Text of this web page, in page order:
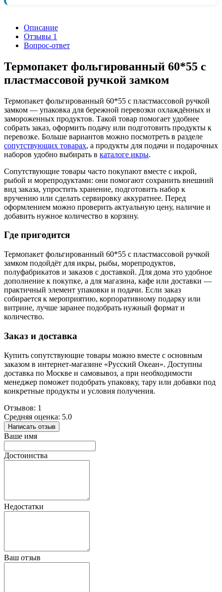
Описание
Отзывы 1
Вопрос-ответ
Термопакет фольгированный 60*55 с
пластмассовой ручкой замком
Термопакет фольгированный 60*55 с пластмассовой ручкой
замком — упаковка для бережной перевозки охлаждённых и
замороженных продуктов. Такой товар помогает удобнее
собрать заказ, оформить подачу или подготовить продукты к
перевозке. Больше вариантов можно посмотреть в разделе
сопутствующих товарах, а продукты для подачи и подарочных
наборов удобно выбирать в каталоге икры.
Сопутствующие товары часто покупают вместе с икрой,
рыбой и морепродуктами: они помогают сохранить внешний
вид заказа, упростить хранение, подготовить набор к
вручению или сделать сервировку аккуратнее. Перед
оформлением можно проверить актуальную цену, наличие и
добавить нужное количество в корзину.
Где пригодится
Термопакет фольгированный 60*55 с пластмассовой ручкой
замком подойдёт для икры, рыбы, морепродуктов,
полуфабрикатов и заказов с доставкой. Для дома это удобное
дополнение к покупке, а для магазина, кафе или доставки —
практичный элемент упаковки и подачи. Если заказ
собирается к мероприятию, корпоративному подарку или
витрине, лучше заранее подобрать нужный формат и
количество.
Заказ и доставка
Купить сопутствующие товары можно вместе с основным
заказом в интернет-магазине «Русский Океан». Доступны
доставка по Москве и самовывоз, а при необходимости
менеджер поможет подобрать упаковку, тару или добавки под
конкретные продукты и условия получения.
Отзывов: 1
Средняя оценка: 5.0
Написать отзыв
Ваше имя
Достоинства
Недостатки
Ваш отзыв